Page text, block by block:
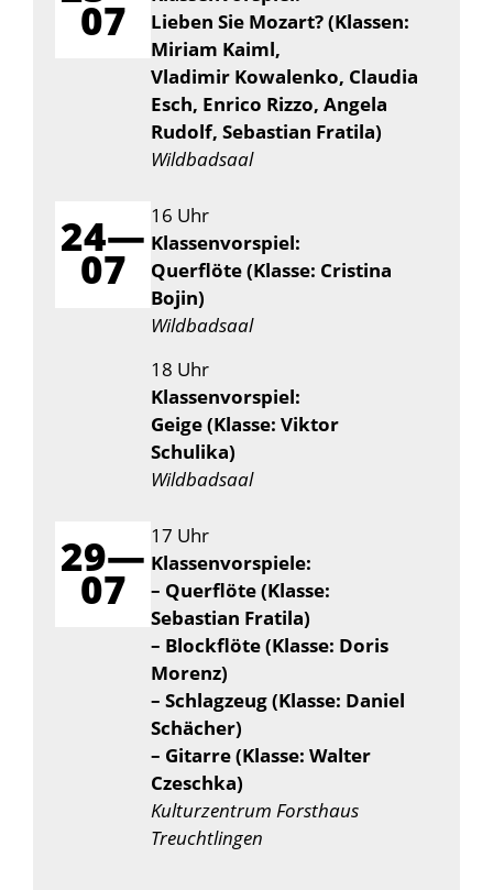
07
Lieben Sie Mozart? (Klassen:
Miriam Kaiml,
Vladimir Kowalenko, Claudia
Esch, Enrico Rizzo, Angela
Rudolf, Sebastian Fratila)
Wildbadsaal
24—
07
16 Uhr
Klassenvorspiel:
Querflöte (Klasse: Cristina
Bojin)
Wildbadsaal
18 Uhr
Klassenvorspiel:
Geige (Klasse: Viktor
Schulika)
Wildbadsaal
29—
07
17 Uhr
Klassenvorspiele:
– Querflöte (Klasse:
Sebastian Fratila)
– Blockflöte (Klasse: Doris
Morenz)
– Schlagzeug (Klasse: Daniel
Schächer)
– Gitarre (Klasse: Walter
Czeschka)
Kulturzentrum Forsthaus
Treuchtlingen